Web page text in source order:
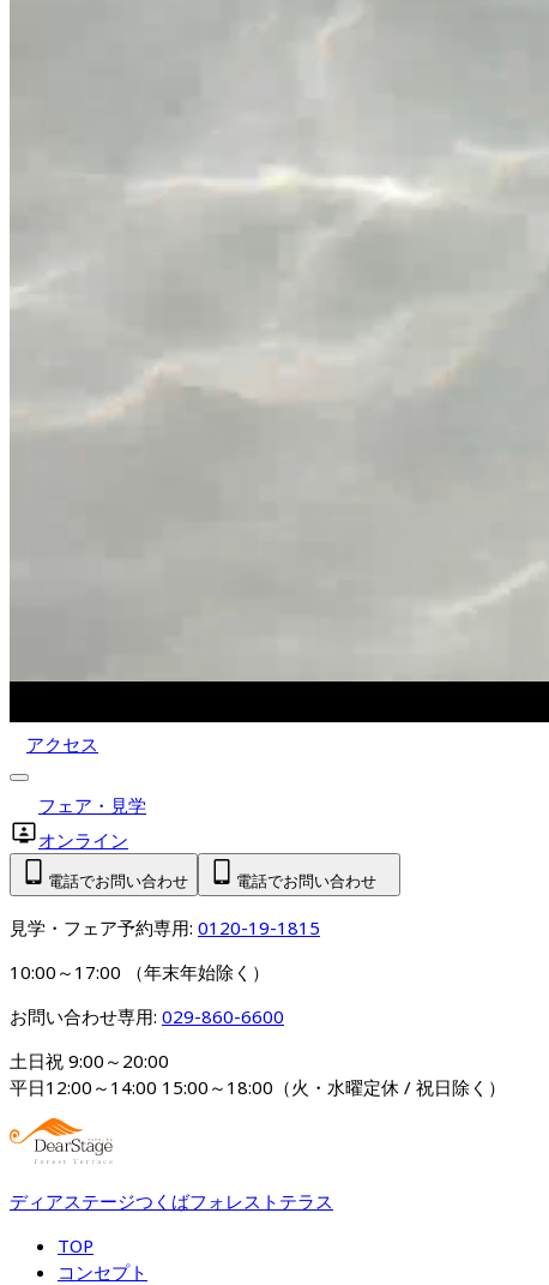
アクセス
フェア・見学
オンライン
電話でお問い合わせ 電話でお問い合わせ
見学・フェア予約専用: 0120-19-1815
10:00～17:00 （年末年始除く）
お問い合わせ専用: 029-860-6600
土日祝 9:00～20:00
平日12:00～14:00 15:00～18:00（火・水曜定休 / 祝日除く）
ディアステージつくばフォレストテラス
TOP
コンセプト